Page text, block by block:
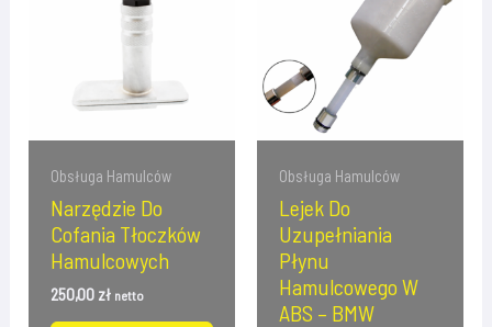
Obsługa Hamulców
Narzędzie Do
Cofania Tłoczków
Hamulcowych
250,00 zł netto
Obsługa Hamulców
Lejek Do
Uzupełniania
Płynu
Hamulcowego W
ABS – BMW